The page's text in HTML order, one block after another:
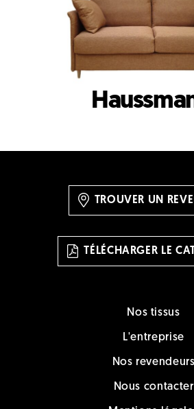
TROUVER UN
TÉLÉCHARGER LE
Nos tissus
L'entreprise
Nos revendeurs
Nous contacter